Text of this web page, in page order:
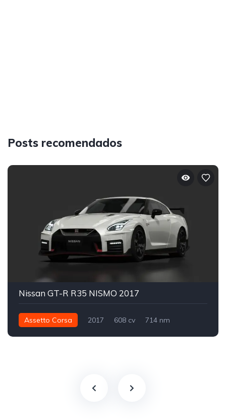
Posts recomendados
Nissan GT-R R35 NISMO 2017
Assetto Corsa 2017 608 cv
714 nm